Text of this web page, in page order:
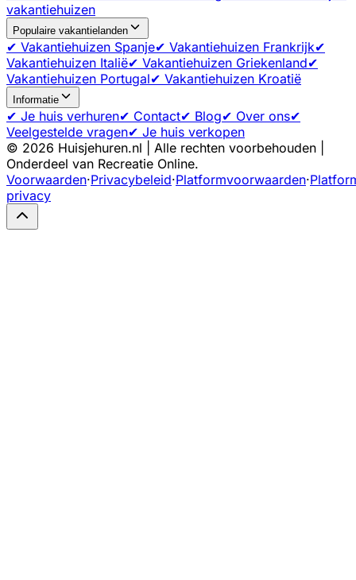
vakantiehuizen
Populaire vakantielanden
✔ Vakantiehuizen Spanje✔ Vakantiehuizen Frankrijk✔
Vakantiehuizen Italië✔ Vakantiehuizen Griekenland✔
Vakantiehuizen Portugal✔ Vakantiehuizen Kroatië
Informatie
✔ Je huis verhuren✔ Contact✔ Blog✔ Over ons✔
Veelgestelde vragen✔ Je huis verkopen
© 2026 Huisjehuren.nl | Alle rechten voorbehouden |
Onderdeel van Recreatie Online.
Voorwaarden·Privacybeleid·Platformvoorwaarden·
privacy